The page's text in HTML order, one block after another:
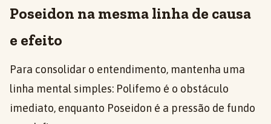
Poseidon na mesma linha de causa
e efeito
Para consolidar o entendimento, mantenha uma
linha mental simples: Polifemo é o obstáculo
imediato, enquanto Poseidon é a pressão de fundo